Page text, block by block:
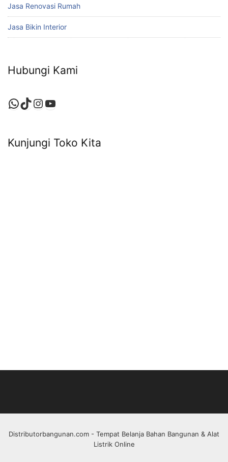
Jasa Renovasi Rumah
Jasa Bikin Interior
Hubungi Kami
WhatsApp
TikTok
Instagram
YouTube
Kunjungi Toko Kita
Distributorbangunan.com - Tempat Belanja Bahan Bangunan & Alat
Listrik Online